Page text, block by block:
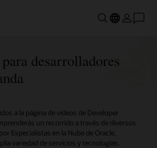
desarrolladores
a la página de videos de Developer
un recorrido a través de diversos
Especialistas en la Nube de Oracle,
variedad de servicios y tecnologías.